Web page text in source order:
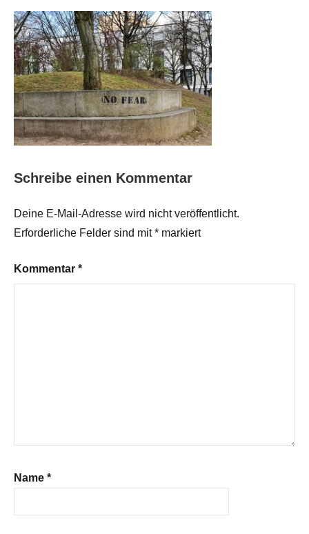
Schreibe einen Kommentar
Deine E-Mail-Adresse wird nicht veröffentlicht.
Erforderliche Felder sind mit* markiert
Kommentar *
Name *